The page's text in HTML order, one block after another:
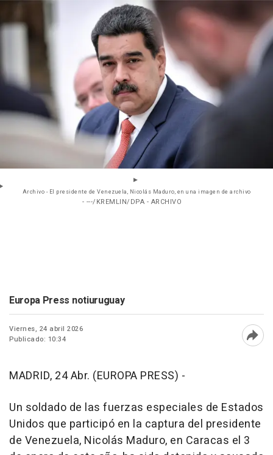
Archivo - El presidente de Venezuela, Nicolás Maduro, en una imagen de archivo
- ---/KREMLIN/DPA - ARCHIVO
Europa Press notiuruguay
Viernes, 24 abril 2026
Publicado: 10:34
MADRID, 24 Abr. (EUROPA PRESS) -
Un soldado de las fuerzas especiales de Estados
Unidos que participó en la captura del presidente
de Venezuela, Nicolás Maduro, en Caracas el 3